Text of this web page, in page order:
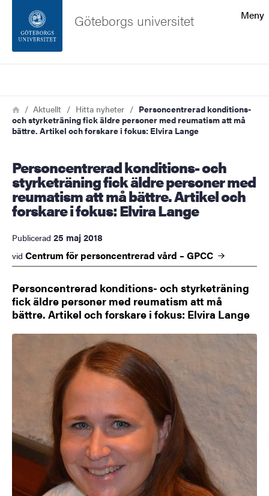
Sidfoten
Om webbplatsen
Meny
Göteborgs universitet
Länkstig
HemAktuellt Hitta nyheter
Personcentrerad konditions-
och styrketräning fick äldre personer med reumatism att må
bättre. Artikel och forskare i fokus: Elvira Lange
Personcentrerad konditions- och
styrketräning fick äldre personer med
reumatism att må bättre. Artikel och
forskare i fokus: Elvira Lange
Publicerad 25 maj 2018
vid Centrum för personcentrerad vård – GPCC
Personcentrerad konditions- och styrketräning
fick äldre personer med reumatism att må
bättre. Artikel och forskare i fokus: Elvira Lange